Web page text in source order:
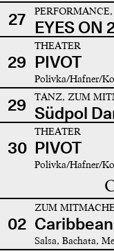
27 EYES ON
29
THEATER
PIVOT
Polivka/Hafner/
29 TANZ, ZUM
Südpol
30
THEATER
PIVOT
Polivka/Hafner/
02
ZUM
Salsa, Bachata,